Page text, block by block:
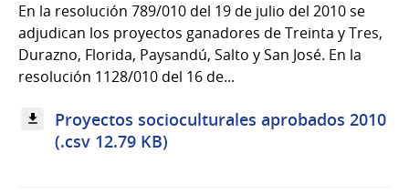
En la resolución 789/010 del 19 de julio del 2010 se
adjudican los proyectos ganadores de Treinta y Tres,
Durazno, Florida, Paysandú, Salto y San José. En la
resolución 1128/010 del 16 de...
Proyectos socioculturales aprobados 2010
(.csv 12.79 KB)